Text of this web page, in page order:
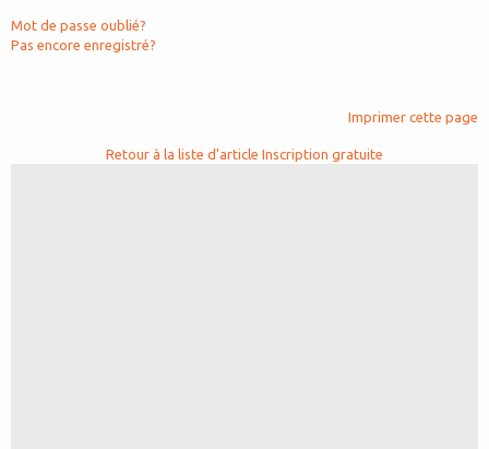
Mot de passe oublié?
Pas encore enregistré?
Imprimer cette page
Retour à la liste d'article Inscription gratuite